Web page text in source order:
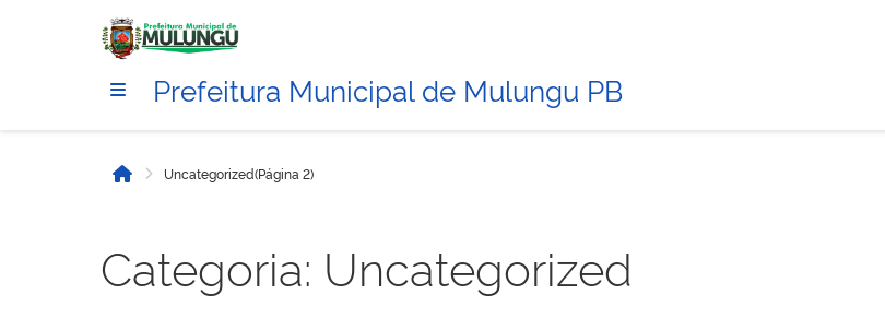
Prefeitura Municipal de Mulungu PB
InícioUncategorized(Página 2)
Categoria: Uncategorized